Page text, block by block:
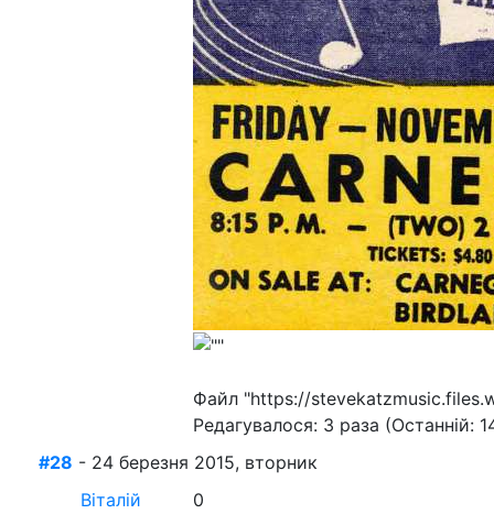
Файл "https://
Редагувалося: 3 раза (Останній:
#28 - 24 березня 2015, вторник
Віталій
0